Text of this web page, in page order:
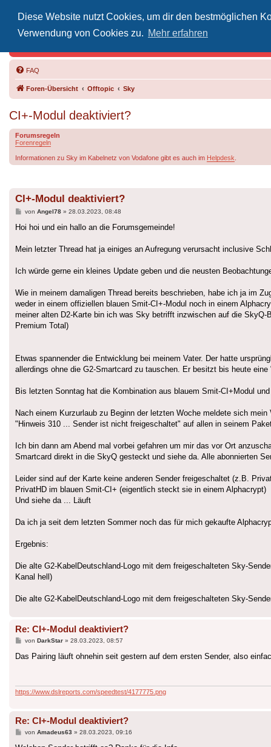
Diese Website nutzt Cookies, um dir den bestmöglichen
Verwendung von Cookies zu. Mehr erfahren
FAQ
Foren-Übersicht Offtopic Sky
CI+-Modul deaktiviert?
Forumsregeln
Forenregeln
Informationen zu Sky im Kabelnetz von Vodafone gibt es auch im Helpdesk
CI+-Modul deaktiviert?
Beitrag
von Angel78» 28.03.2023, 08:48
Hoi hoi und ein hallo an die Forumsgemeinde!
Mein letzter Thread hat ja einiges an Aufregung verursacht inclusive
Ich würde gerne ein kleines Update geben und die neusten
Wie in meinem damaligen Thread bereits beschrieben, habe ich ja im
weder in einem offiziellen blauen Smit-CI+-Modul noch in einem
meiner alten D2-Karte bin ich was Sky betrifft inzwischen auf die
Premium Total)
Etwas spannender die Entwicklung bei meinem Vater. Der hatte
allerdings ohne die G2-Smartcard zu tauschen. Er besitzt bis heute
Bis letzten Sonntag hat die Kombination aus blauem Smit-CI+Modul
Nach einem Kurzurlaub zu Beginn der letzten Woche meldete sich
"Hinweis 310 ... Sender ist nicht freigeschaltet" auf allen in seinem
Ich bin dann am Abend mal vorbei gefahren um mir das vor Ort
Smartcard direkt in die SkyQ gesteckt und siehe da. Alle abonnierten
Leider sind auf der Karte keine anderen Sender freigeschaltet (z.B.
PrivatHD im blauen Smit-CI+ (eigentlich steckt sie in einem Alphacrypt)
Und siehe da ... Läuft
Da ich ja seit dem letzten Sommer noch das für mich gekaufte
Ergebnis:
Die alte G2-KabelDeutschland-Logo mit dem freigeschalteten Sky-
Kanal hell)
Die alte G2-KabelDeutschland-Logo mit dem freigeschalteten Sky-
Re: CI+-Modul deaktiviert?
Beitrag
von DarkStar» 28.03.2023, 08:57
Das Pairing läuft ohnehin seit gestern auf dem ersten Sender, also
https://www.dslreports.com/speedtest/4177775.png
Re: CI+-Modul deaktiviert?
Beitrag
von Amadeus63 » 28.03.2023, 09:16